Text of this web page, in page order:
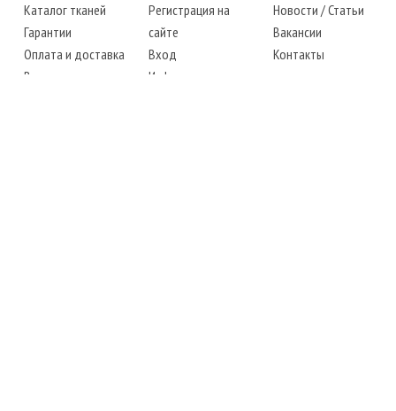
Каталог тканей
Гарантии
Оплата и доставка
Возврат товара
Регистрация на
сайте
Вход
Информация
Новости /Статьи
Вакансии
Контакты